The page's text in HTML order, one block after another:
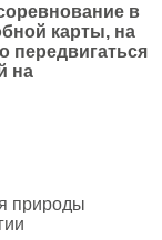
в
карты, на
передвигаться
на
природы